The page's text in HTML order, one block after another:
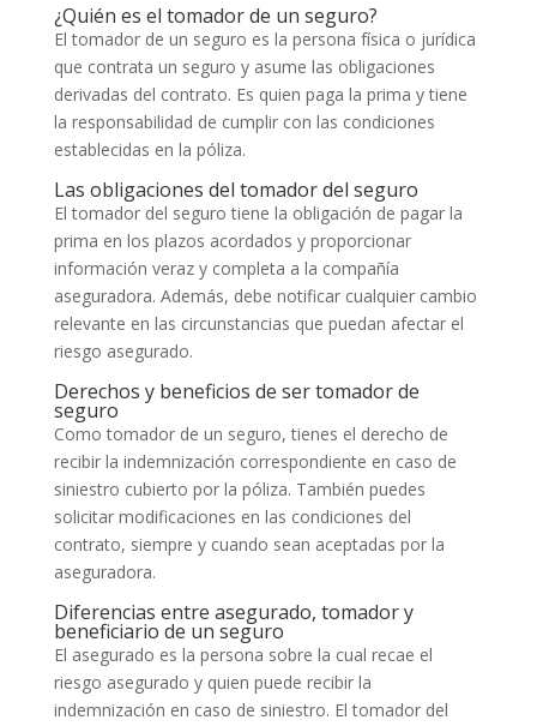
¿Quién es el tomador de un seguro?
El tomador de un seguro es la persona física o jurídica
que contrata un seguro y asume las obligaciones
derivadas del contrato. Es quien paga la prima y tiene
la responsabilidad de cumplir con las condiciones
establecidas en la póliza.
Las obligaciones del tomador del seguro
El tomador del seguro tiene la obligación de pagar la
prima en los plazos acordados y proporcionar
información veraz y completa a la compañía
aseguradora. Además, debe notificar cualquier cambio
relevante en las circunstancias que puedan afectar el
riesgo asegurado.
Derechos y beneficios de ser tomador de
seguro
Como tomador de un seguro, tienes el derecho de
recibir la indemnización correspondiente en caso de
siniestro cubierto por la póliza. También puedes
solicitar modificaciones en las condiciones del
contrato, siempre y cuando sean aceptadas por la
aseguradora.
Diferencias entre asegurado, tomador y
beneficiario de un seguro
El asegurado es la persona sobre la cual recae el
riesgo asegurado y quien puede recibir la
indemnización en caso de siniestro. El tomador del